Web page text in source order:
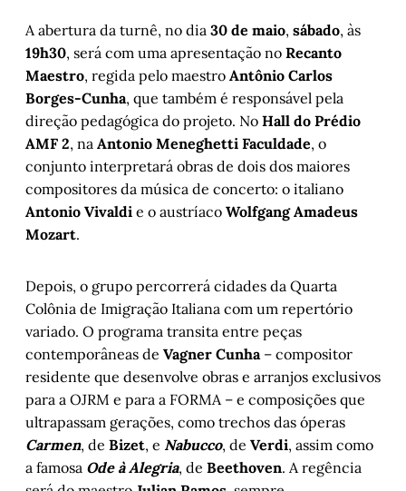
A abertura da turnê, no dia 30 de maio, sábado, às
19h30, será com uma apresentação no Recanto
Maestro, regida pelo maestro Antônio Carlos
Borges-Cunha, que também é responsável pela
direção pedagógica do projeto. No Hall do Prédio
AMF 2, na Antonio Meneghetti Faculdade, o
conjunto interpretará obras de dois dos maiores
compositores da música de concerto: o italiano
Antonio Vivaldi e o austríaco Wolfgang Amadeus
Mozart.
Depois, o grupo percorrerá cidades da Quarta
Colônia de Imigração Italiana com um repertório
variado. O programa transita entre peças
contemporâneas de Vagner Cunha– compositor
residente que desenvolve obras e arranjos exclusivos
para a OJRM e para a FORMA – e composições que
ultrapassam gerações, como trechos das óperas
Carmen, de Bizet, e Nabucco, de Verdi, assim como
a famosa Ode à Alegria, de Beethoven. A regência